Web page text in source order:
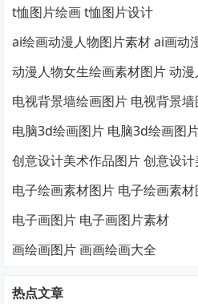
t恤图片绘画 t恤图片设计
ai绘画动漫人物图片素材 ai画动
动漫人物女生绘画素材图片 动
电视背景墙绘画图片 电视背景
电脑3d绘画图片 电脑3d绘画图
创意设计美术作品图片 创意设
电子绘画素材图片 电子绘画素
电子画图片 电子画图片素材
画绘画图片 画画绘画大全
热点文章